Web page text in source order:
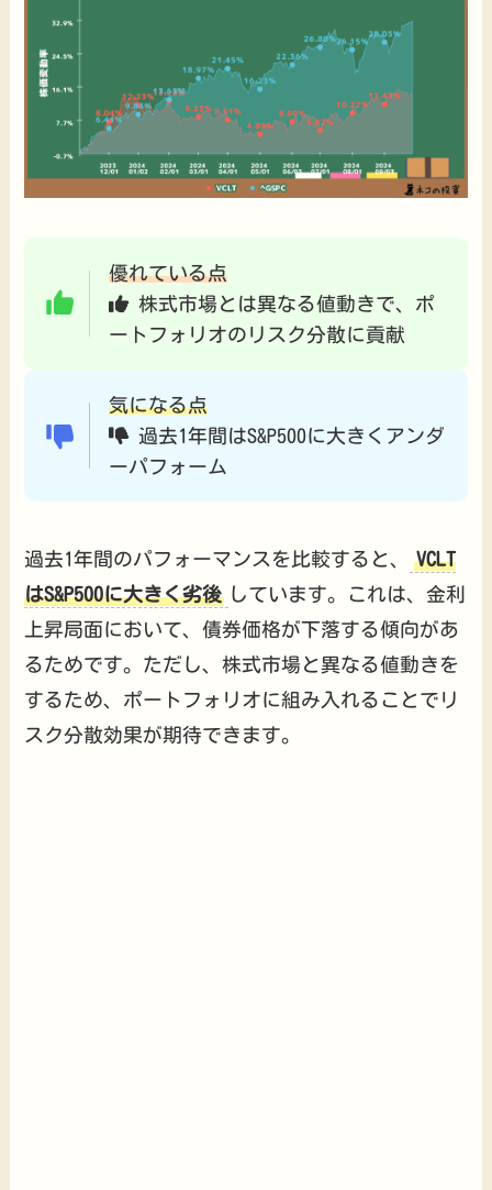
優れている点
株式市場とは異なる値動きで、ポ
ートフォリオのリスク分散に貢献
気になる点
過去1年間はS&P500に大きくアンダ
ーパフォーム
過去1年間のパフォーマンスを比較すると、
VCLT
はS&P500に大きく劣後 しています。これは、金利
上昇局面において、債券価格が下落する傾向があ
るためです。ただし、株式市場と異なる値動きを
するため、ポートフォリオに組み入れることでリ
スク分散効果が期待できます。